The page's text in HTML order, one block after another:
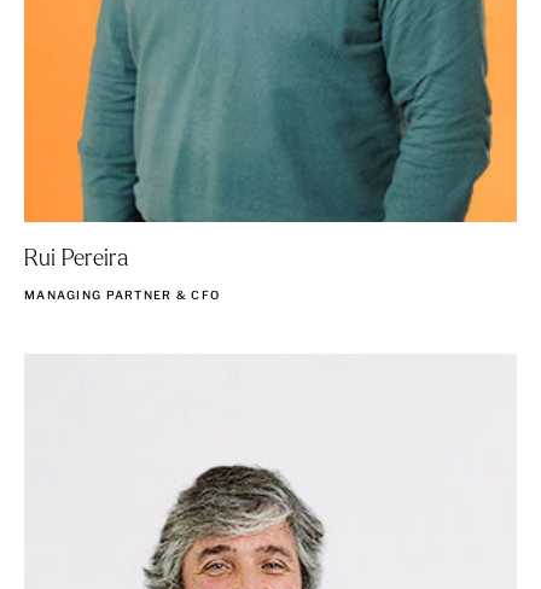
Rui Pereira
MANAGING PARTNER & CFO